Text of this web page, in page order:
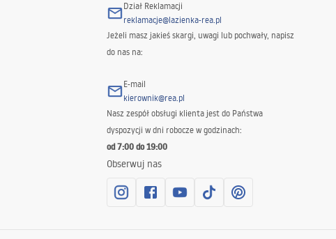
Dział Reklamacji
reklamacje@lazienka-rea.pl
Jeżeli masz jakieś skargi, uwagi lub pochwały, napisz
do nas na:
E-mail
kierownik@rea.pl
Nasz zespół obsługi klienta jest do Państwa
dyspozycji w dni robocze w godzinach:
od 7:00 do 19:00
Obserwuj nas